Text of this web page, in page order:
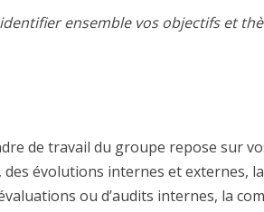
ensemble vos objectifs et
de travail du groupe repose sur
évolutions internes et externes,
ou d’audits internes, la